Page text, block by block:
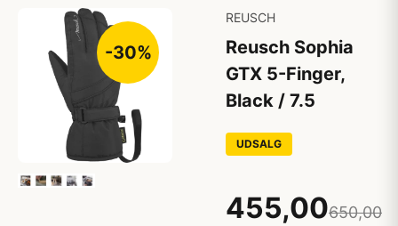
-30%
REUSCH
Reusch Sophia
GTX 5-Finger,
Black / 7.5
UDSALG
455,00650,00